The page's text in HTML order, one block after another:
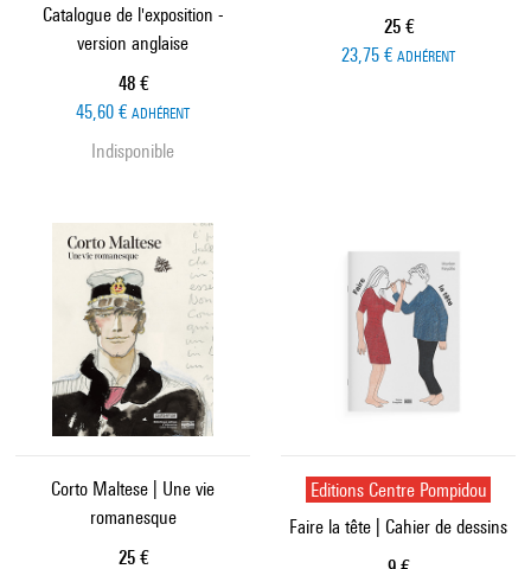
Catalogue de l'exposition -
version anglaise
Prix ​​actuel
48 €
45,60 € ADHÉRENT
Indisponible
Prix ​​actuel
25 €
23,75 € ADHÉRENT
Corto Maltese | Une vie
romanesque
Prix ​​actuel
25 €
Editions Centre Pompidou
Faire la tête | Cahier de dessins